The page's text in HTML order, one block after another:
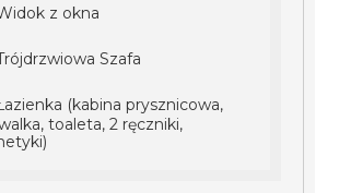
z okna
Szafa
(kabina prysznicowa,
toaleta, 2 ręczniki,